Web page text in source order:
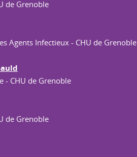
de Grenoble
Agents Infectieux - CHU de Grenoble
- CHU de Grenoble
de Grenoble